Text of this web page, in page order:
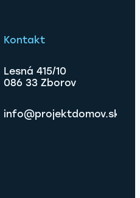
Kontakt
Lesná 415/10
086 33 Zborov
info@projektdomov.sk